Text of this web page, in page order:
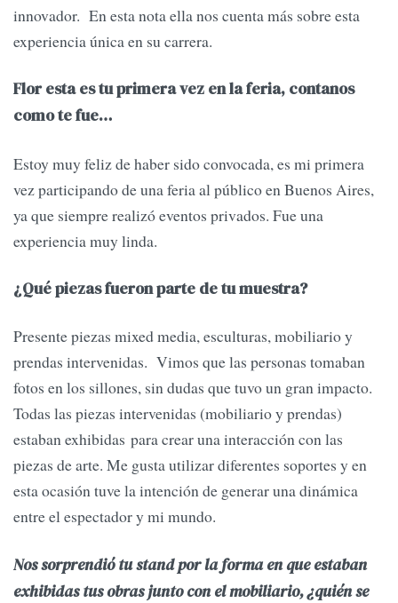
innovador. En esta nota ella nos cuenta más sobre esta
experiencia única en su carrera.
Flor esta es tu primera vez en la feria, contanos
como te fue…
Estoy muy feliz de haber sido convocada, es mi primera
vez participando de una feria al público en Buenos Aires,
ya que siempre realizó eventos privados. Fue una
experiencia muy linda.
¿Qué piezas fueron parte de tu muestra?
Presente piezas mixed media, esculturas, mobiliario y
prendas intervenidas. Vimos que las personas tomaban
fotos en los sillones, sin dudas que tuvo un gran impacto.
Todas las piezas intervenidas (mobiliario y prendas)
estaban exhibidas para crear una interacción con las
piezas de arte. Me gusta utilizar diferentes soportes y en
esta ocasión tuve la intención de generar una dinámica
entre el espectador y mi mundo.
Nos sorprendió tu stand por la forma en que estaban
exhibidas tus obras junto con el mobiliario, ¿quién se